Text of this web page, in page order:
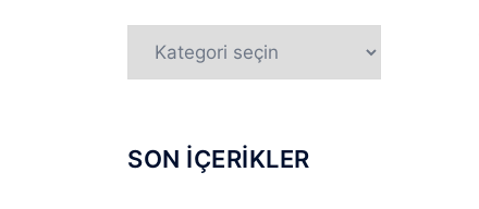
KATEGORİLER
SON İÇERİKLER